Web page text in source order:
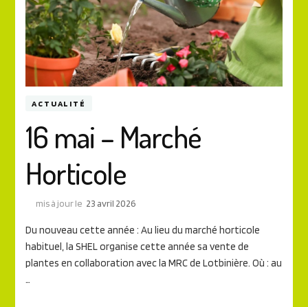
ACTUALITÉ
16 mai – Marché
Horticole
mis à jour le 23 avril 2026
Du nouveau cette année : Au lieu du marché horticole
habituel, la SHEL organise cette année sa vente de
plantes en collaboration avec la MRC de Lotbinière. Où : au
…